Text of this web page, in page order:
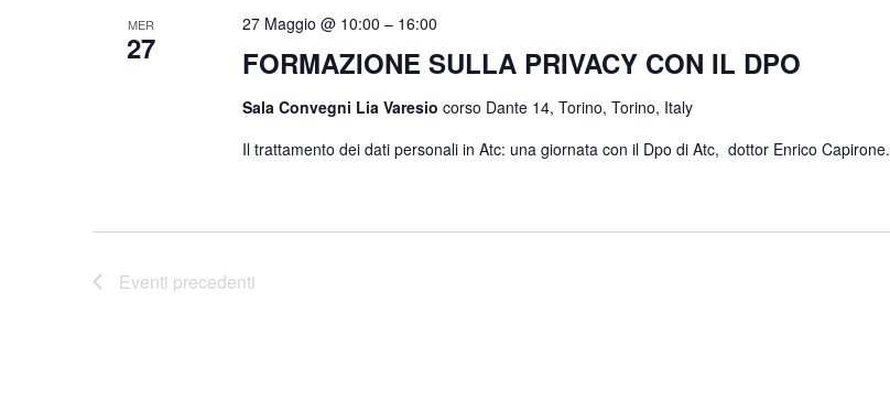
MER
27 FORMAZIONE SULLA PRIVACY CON IL DPO
27 Maggio @ 10:00 – 16:00
Sala Convegni Lia Varesio corso Dante 14, Torino, Torino, Italy
Il trattamento dei dati personali in Atc: una giornata con il Dpo di Atc, dottor Enrico Capirone.
Eventi precedenti